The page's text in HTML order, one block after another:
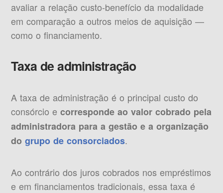
avaliar a relação custo-benefício da modalidade
em comparação a outros meios de aquisição —
como o financiamento.
Taxa de administração
A taxa de administração é o principal custo do
consórcio ecorresponde ao valor cobrado pela
administradora para a gestão e a organização
dogrupo de consorciados.
Ao contrário dos juros cobrados nos empréstimos
e em financiamentos tradicionais, essa taxa é